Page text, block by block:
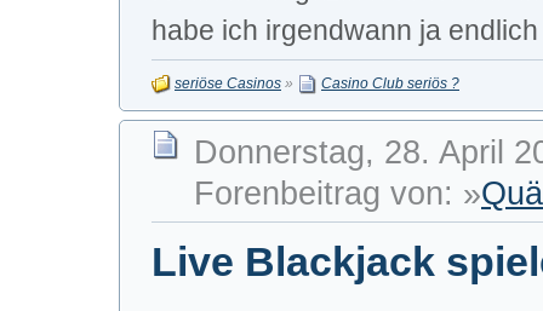
habe ich irgendwann ja
seriöse Casinos » Casino Club seriös ?
Donnerstag, 28. April
Forenbeitrag von: »
Live Blackjack